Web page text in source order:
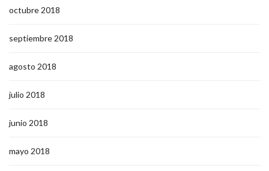
octubre 2018
septiembre 2018
agosto 2018
julio 2018
junio 2018
mayo 2018